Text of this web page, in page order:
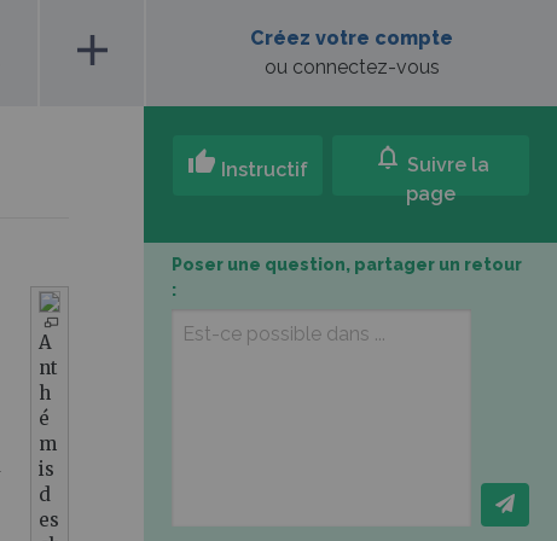
add
Créez votre compte
ou connectez-vous
A
nt
h
é
m
is
d
es
thumb_up Instructif notifications Suivre la
page
Poser une question, partager un retour
: